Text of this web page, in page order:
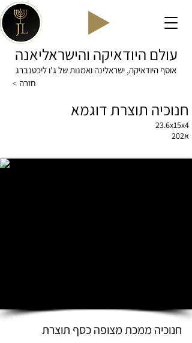
עולם היודאיקה והישראליאנה
אוסף היודאיקה, ישראלינה ואמנות של ג'ו ליכטנברג
< חזרה
חנוכיה תוצרת דוגמא
23.6x15x4
א202
חנוכיה ממכת מצופה כסף תוצרת